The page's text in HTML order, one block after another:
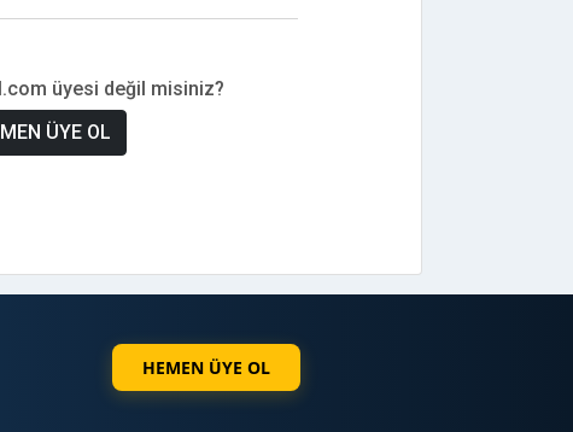
üyesi değil misiniz?
ÜYE OL
HEMEN ÜYE OL